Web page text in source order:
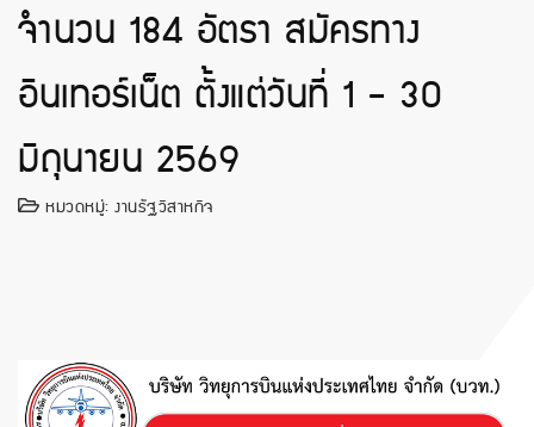
จำนวน 184 อัตรา สมัครทาง
อินเทอร์เน็ต ตั้งแต่วันที่ 1 - 30
มิถุนายน 2569
หมวดหมู่: งานรัฐวิสาหกิจ